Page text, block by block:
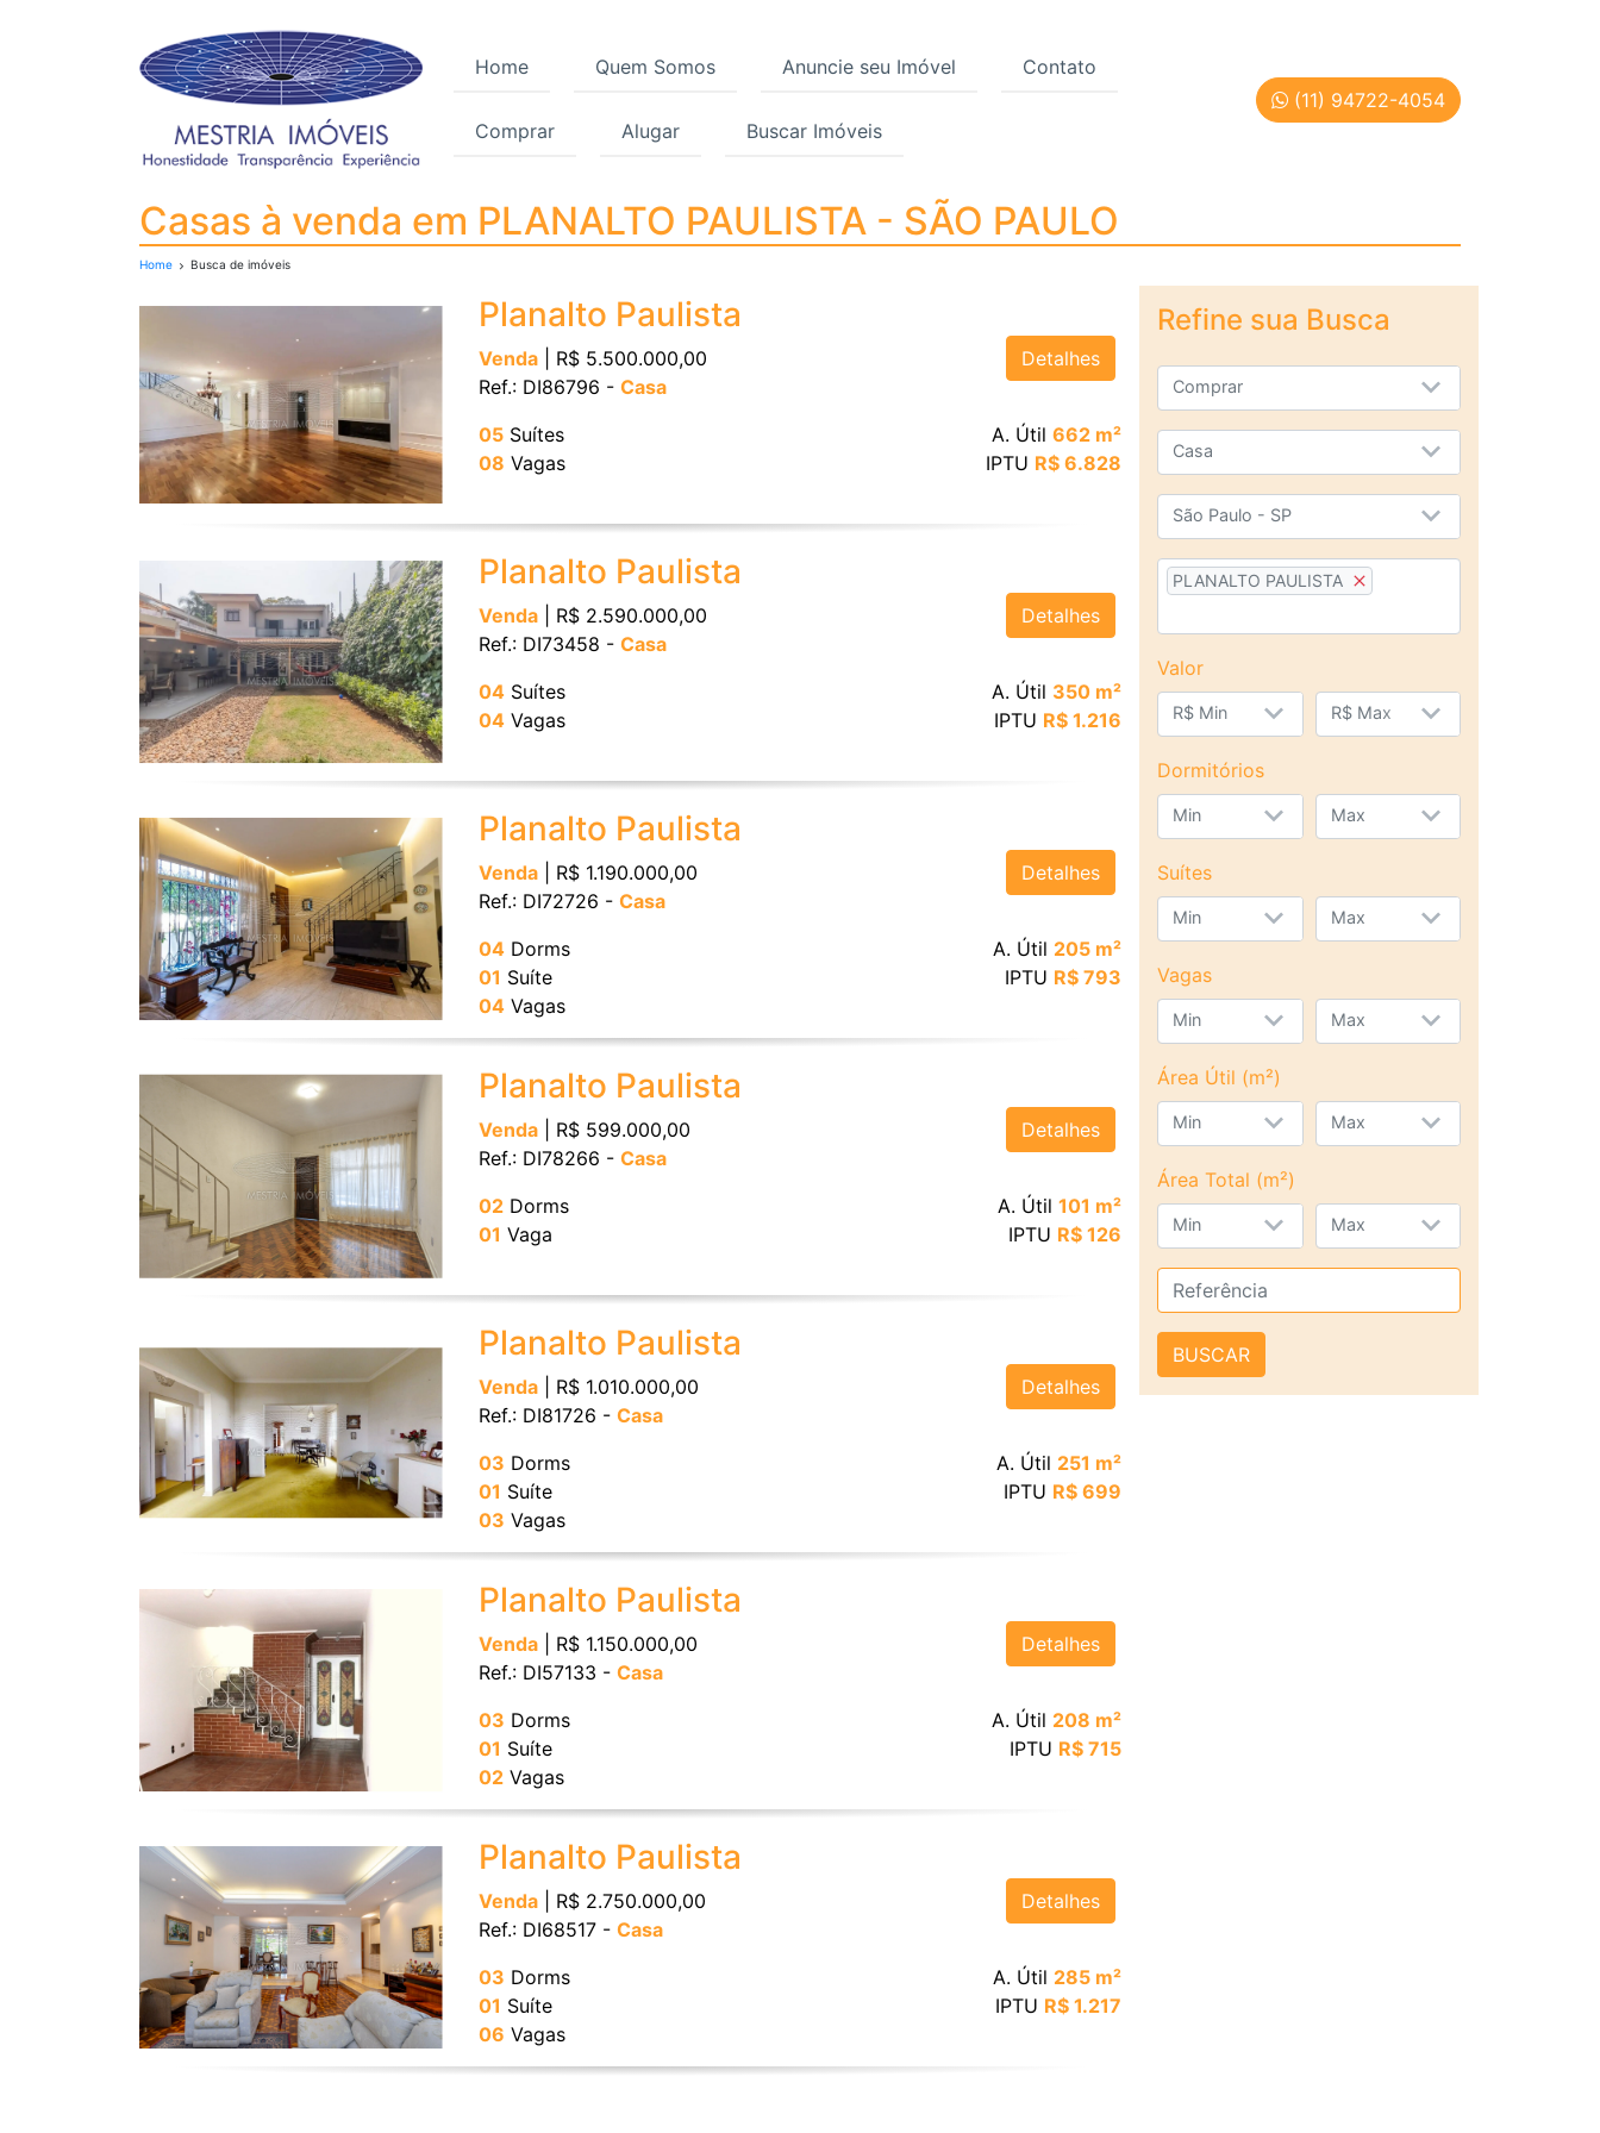
Home Quem Somos Anuncie seu Imóvel Contato
Comprar Alugar Buscar Imóveis
(11) 94722-4054
Casas à venda em PLANALTO PAULISTA - SÃO PAULO
Casas à venda em PLANALTO PAULISTA - SÃO PAULO
Home Busca de imóveis
Planalto Paulista
Venda| R$ 5.500.000,00
Ref.: DI86796 - Casa
Detalhes
05Suítes
08 Vagas
A. Útil 662 m²
IPTU R$ 6.828
Planalto Paulista
Venda| R$ 2.590.000,00
Ref.: DI73458 - Casa
Detalhes
04Suítes
04Vagas
A. Útil 350 m²
IPTU R$ 1.216
Planalto Paulista
Venda| R$ 1.190.000,00
Ref.: DI72726 - Casa
Detalhes
04Dorms
01 Suíte
04Vagas
A. Útil 205 m²
IPTU R$ 793
Planalto Paulista
Venda| R$ 599.000,00
Ref.: DI78266 - Casa
Detalhes
02Dorms
01 Vaga
A. Útil 101 m²
IPTU R$ 126
Planalto Paulista
Venda| R$ 1.010.000,00
Ref.: DI81726 - Casa
Detalhes
03 Dorms
01 Suíte
03 Vagas
A. Útil 251 m²
IPTU R$ 699
Planalto Paulista
Venda| R$ 1.150.000,00
Ref.: DI57133 - Casa
Detalhes
03 Dorms
01 Suíte
02Vagas
A. Útil 208 m²
IPTU R$ 715
Planalto Paulista
Venda| R$ 2.750.000,00
Ref.: DI68517 - Casa
Detalhes
03 Dorms
01 Suíte
06 Vagas
A. Útil 285 m²
IPTU R$ 1.217
Refine sua Busca
Comprar
Casa
São Paulo - SP
PLANALTO PAULISTA
Valor
R$ Min R$ Max
Dormitórios
Min Max
Suítes
Min Max
Vagas
Min Max
Área Útil (m²)
Min Max
Área Total (m²)
Min Max
BUSCAR